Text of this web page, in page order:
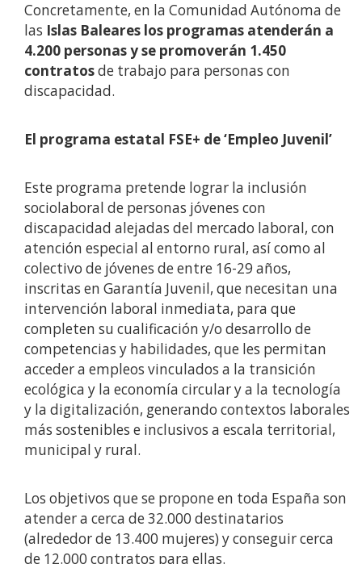
Concretamente, en la Comunidad Autónoma de
las Islas Baleares los programas atenderán a
4.200 personas y se promoverán 1.450
contratosde trabajo para personas con
discapacidad.
El programa estatal FSE+ de ‘Empleo Juvenil’
Este programa pretende lograr la inclusión
sociolaboral de personas jóvenes con
discapacidad alejadas del mercado laboral, con
atención especial al entorno rural, así como al
colectivo de jóvenes de entre 16-29 años,
inscritas en Garantía Juvenil, que necesitan una
intervención laboral inmediata, para que
completen su cualificación y/o desarrollo de
competencias y habilidades, que les permitan
acceder a empleos vinculados a la transición
ecológica y la economía circular y a la tecnología
y la digitalización, generando contextos laborales
más sostenibles e inclusivos a escala territorial,
municipal y rural.
Los objetivos que se propone en toda España son
atender a cerca de 32.000 destinatarios
(alrededor de 13.400 mujeres) y conseguir cerca
de 12.000 contratos para ellas.